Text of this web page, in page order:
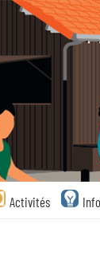
Activités